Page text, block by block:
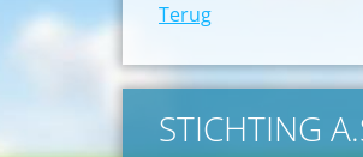
Terug
STICHTING